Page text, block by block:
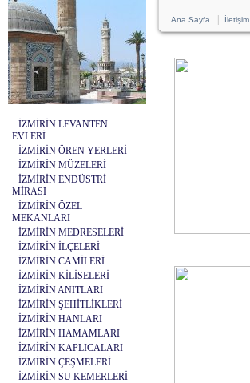
İZMİRİN LEVANTEN
EVLERİ
İZMİRİN ÖREN YERLERİ
İZMİRİN MÜZELERİ
İZMİRİN ENDÜSTRİ
MİRASI
İZMİRİN ÖZEL
MEKANLARI
İZMİRİN MEDRESELERİ
İZMİRİN İLÇELERİ
İZMİRİN CAMİLERİ
İZMİRİN KİLİSELERİ
İZMİRİN ANITLARI
İZMİRİN ŞEHİTLİKLERİ
İZMİRİN HANLARI
İZMİRİN HAMAMLARI
İZMİRİN KAPLICALARI
İZMİRİN ÇEŞMELERİ
İZMİRİN SU KEMERLERİ
Ana Sayfa İletişim